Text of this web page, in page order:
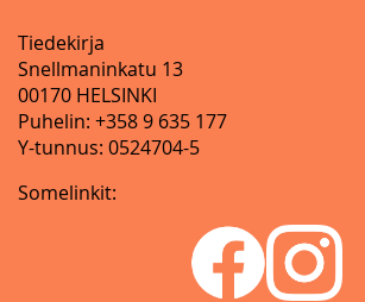
Tiedekirja
Snellmaninkatu 13
00170 HELSINKI
Puhelin: +358 9 635 177
Y-tunnus: 0524704-5
Somelinkit: